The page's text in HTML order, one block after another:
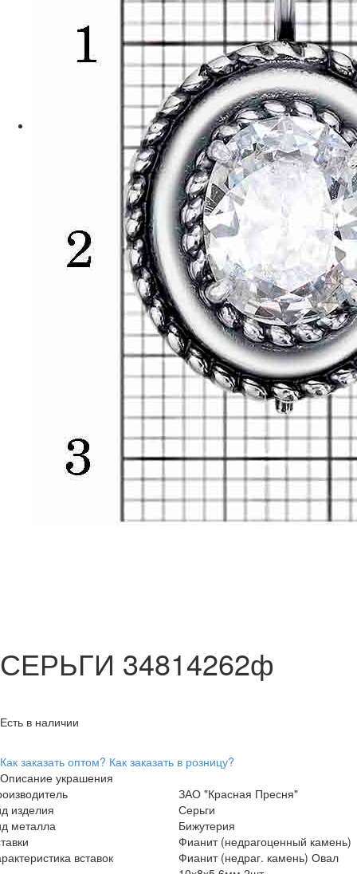
СЕРЬГИ 34814262ф
Есть в наличии
Как заказать оптом? Как заказать в розницу?
Описание украшения
ЗАО "Красная Пресня"
изделия
Серьги
металла
Бижутерия
Фианит (недрагоценный камень)
вставок
Фианит (недраг. камень) Овал